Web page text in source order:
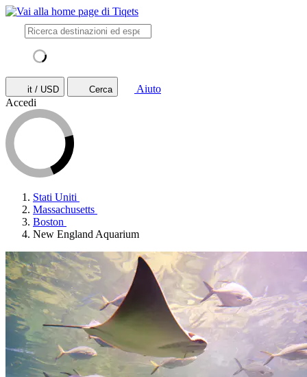
it / USD Cerca
Aiuto
Accedi
Stati Uniti
Massachusetts
Boston
New England Aquarium